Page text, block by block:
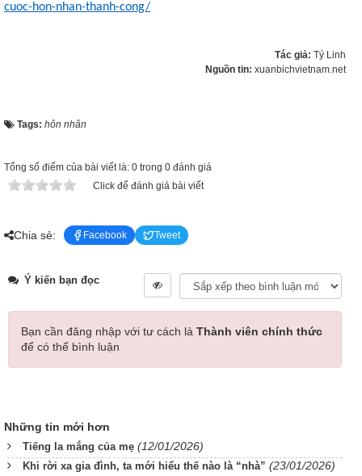
cuoc-hon-nhan-thanh-cong/
Tác giả: Tý Linh
Nguồn tin: xuanbichvietnam.net
Tags: hôn nhân
Tổng số điểm của bài viết là: 0 trong 0 đánh giá
Click để đánh giá bài viết
Chia sẻ: Facebook Tweet
Ý kiến bạn đọc
Bạn cần đăng nhập với tư cách là Thành viên chính thức
để có thể bình luận
Những tin mới hơn
Tiếng la mắng của mẹ (12/01/2026)
Khi rời xa gia đình, ta mới hiểu thế nào là “nhà” (23/01/2026)